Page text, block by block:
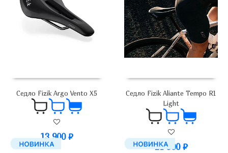
Седло Fizik Argo Vento X5
13 900₽
Седло Fizik Aliante Tempo R1
Light
21 900 ₽